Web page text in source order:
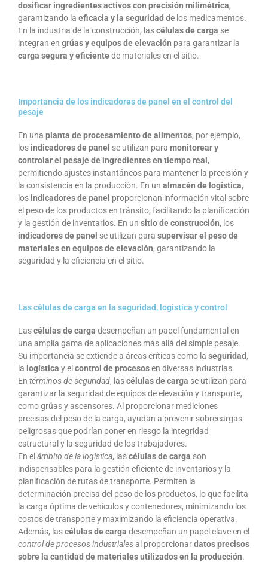
dosificar ingredientes activos con precisión milimétrica,
garantizando la eficacia y la seguridad de los medicamentos.
En la industria de la construcción, lascélulas de carga se
integran en grúas y equipos de elevación para garantizar la
carga segura y eficientede materiales en el sitio.
Importancia de los indicadores de panel en el control del
pesaje
En una planta de procesamiento de alimentos, por ejemplo,
los indicadores de panel se utilizan para monitorear y
controlar el pesaje de ingredientes en tiempo real ,
permitiendo ajustes instantáneos para mantener la precisión y
la consistencia en la producción. En un almacén de logística,
los indicadores de panel proporcionan información vital sobre
el peso de los productos en tránsito, facilitando la planificación
y la gestión de inventarios. En un sitio de construcción, los
indicadores de panel se utilizan para supervisar el peso de
materiales en equipos de elevación, garantizando la
seguridad y la eficiencia en el sitio.
Las células de carga en la seguridad, logística y control
Lascélulas de carga desempeñan un papel fundamental en
una amplia gama de aplicaciones más allá del simple pesaje.
Su importancia se extiende a áreas críticas como la seguridad ,
la logística y el control de procesosen diversas industrias.
En términos de seguridad, lascélulas de carga se utilizan para
garantizar la seguridad de equipos de elevación y transporte,
como grúas y ascensores. Al proporcionar mediciones
precisas del peso de la carga, ayudan a prevenir sobrecargas
peligrosas que podrían poner en riesgo la integridad
estructural y la seguridad de los trabajadores.
En el ámbito de la logística, lascélulas de carga son
indispensables para la gestión eficiente de inventarios y la
planificación de rutas de transporte. Permiten la
determinación precisa del peso de los productos, lo que facilita
la carga óptima de vehículos y contenedores, minimizando los
costos de transporte y maximizando la eficiencia operativa.
Además, lascélulas de carga desempeñan un papel clave en el
control de procesos industrialesal proporcionardatos precisos
sobre la cantidad de materiales utilizados en la producción.